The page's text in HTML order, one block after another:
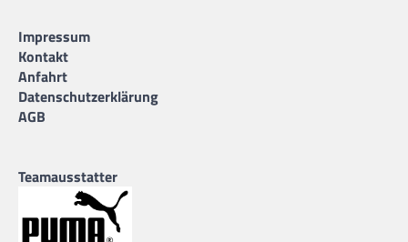
Impressum
Kontakt
Anfahrt
Datenschutzerklärung
AGB
Teamausstatter